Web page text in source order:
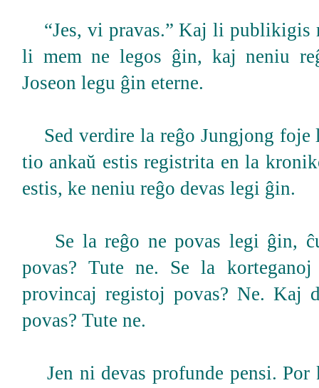
“Jes, vi pravas.” Kaj li publikigis
li mem ne legos ĝin, kaj neniu
Joseon legu ĝin eterne.
Sed verdire la reĝo Jungjong foje
tio ankaŭ estis registrita en la
estis, ke neniu reĝo devas legi ĝin.
Se la reĝo ne povas legi ĝin,
povas? Tute ne. Se la
provincaj registoj povas? Ne. Kaj
povas? Tute ne.
Jen ni devas profunde pensi.